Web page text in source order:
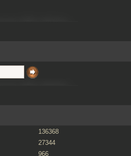
136368
27344
966